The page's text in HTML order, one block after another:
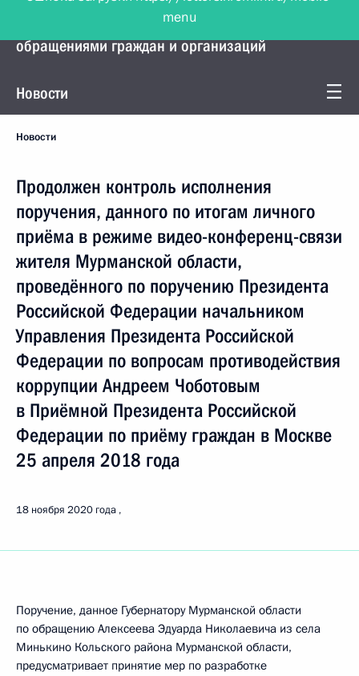
Управление Президента по работе с
обращениями граждан и организаций
Новости
Новости
Продолжен контроль исполнения
поручения, данного по итогам личного
приёма в режиме видео-конференц-связи
жителя Мурманской области,
проведённого по поручению Президента
Российской Федерации начальником
Управления Президента Российской
Федерации по вопросам противодействия
коррупции Андреем Чоботовым
в Приёмной Президента Российской
Федерации по приёму граждан в Москве
25 апреля 2018 года
18 ноября 2020 года
Поручение, данное Губернатору Мурманской области
по обращению Алексеева Эдуарда Николаевича из села
Минькино Кольского района Мурманской области,
предусматривает принятие мер по разработке
menu